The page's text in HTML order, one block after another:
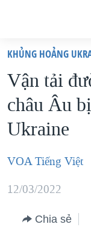
truy
cập
Tới
nội
chính
điều
hướng
VIỆT NAM
HOA KỲ
BIỂN ĐÔNG
THẾ GIỚI
DIỄN ĐÀN
MỤC
KHỦNG HOẢNG
Vận tải
châu Âu
Ukraine
VOA Tiếng Việt
12/03/2022
Chia sẻ